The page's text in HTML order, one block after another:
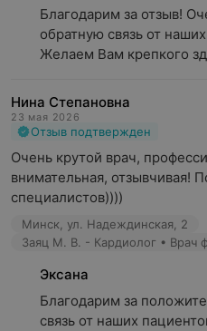
Благодарим за отзыв!
обратную связь от
Желаем Вам крепкого
Нина Степановна
23 мая 2026
Отзыв подтвержден
Очень крутой врач,
внимательная, отзывчивая!
специалистов))))
Минск, ул. Надеждинская, 2
Эксана
Благодарим за
связь от наших